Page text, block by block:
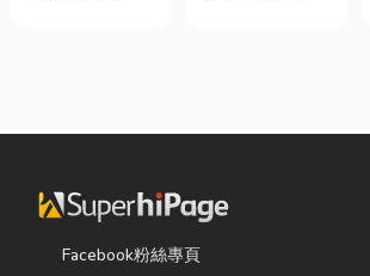
還是每天幫助
衣機，一旦發
生故障，都可
能嚴重影響日
公室時，常覺
什麼補什麼」
Facebook粉絲專頁